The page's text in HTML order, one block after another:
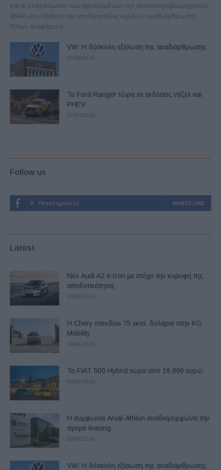
και οι εκπρόσωποι των εργαζομένων της αυτοκινητοβιομηχανίας
ΒΜW, στο πλαίσιο της επεξεργασίας σχεδίου αναδιάρθρωσης.
Όπως αναφέρει η...
VW: Η δύσκολη εξίσωση της αναδιάρθρωσης
03/08/2026
Το Ford Ranger τώρα σε εκδόσεις ντίζελ και
PHEV
31/07/2026
Follow us
0 Υποστηρικτές ΚΆΝΤΕ LIKE
Latest
Νέο Audi A2 e-tron με στόχο την κορυφή της
αποδοτικότητας
05/08/2026
Η Chery επενδύει 75 εκατ. δολάρια στην KG
Mobility
04/08/2026
Το FIAT 500 Hybrid τώρα από 18.990 ευρώ
04/08/2026
Η συμφωνία Arval-Athlon αναδιαμορφώνει την
αγορά leasing
03/08/2026
VW: Η δύσκολη εξίσωση της αναδιάρθρωσης